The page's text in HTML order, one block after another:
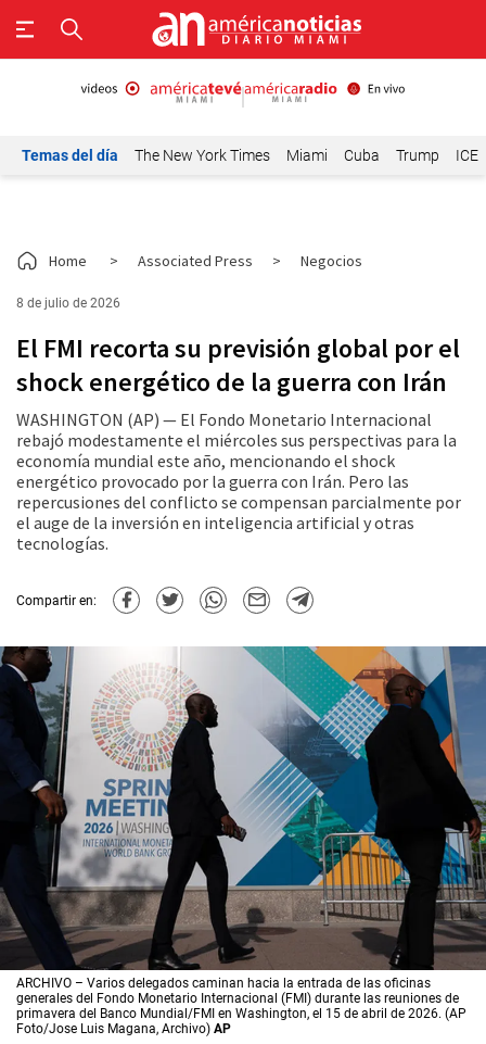
Temas del día The New York Times Miami Cuba Trump ICE
Home > Associated Press > Negocios
8 de julio de 2026
El FMI recorta su previsión global por el
shock energético de la guerra con Irán
WASHINGTON (AP) — El Fondo Monetario Internacional
rebajó modestamente el miércoles sus perspectivas para la
economía mundial este año, mencionando el shock
energético provocado por la guerra con Irán. Pero las
repercusiones del conflicto se compensan parcialmente por
el auge de la inversión en inteligencia artificial y otras
tecnologías.
Compartir en:
ARCHIVO – Varios delegados caminan hacia la entrada de las oficinas
generales del Fondo Monetario Internacional (FMI) durante las reuniones de
primavera del Banco Mundial/FMI en Washington, el 15 de abril de 2026. (AP
Foto/Jose Luis Magana, Archivo) AP